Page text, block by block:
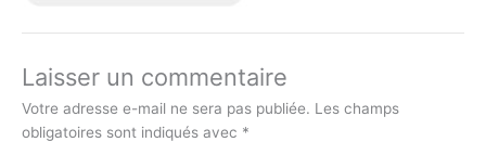
Laisser un commentaire
Votre adresse e-mail ne sera pas publiée. Les champs
obligatoires sont indiqués avec *